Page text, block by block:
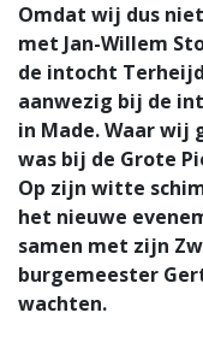
Omdat wij dus
met Jan-Willem
de intocht
aanwezig bij de
in Made. Waar wij
was bij de Grote
Op zijn witte
het nieuwe
samen met zijn
burgemeester
wachten.